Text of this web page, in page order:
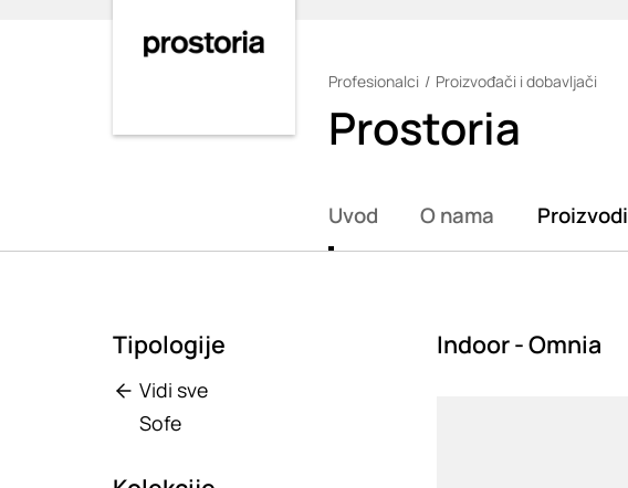
Profesionalci Proizvođači i dobavljači
Prostoria
Uvod O nama Proizvodi
Tipologije
Vidi sve
Sofe
Indoor - Omnia